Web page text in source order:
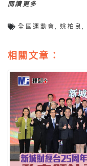
閱讀更多
全國運動會,姚柏良,
相關文章：